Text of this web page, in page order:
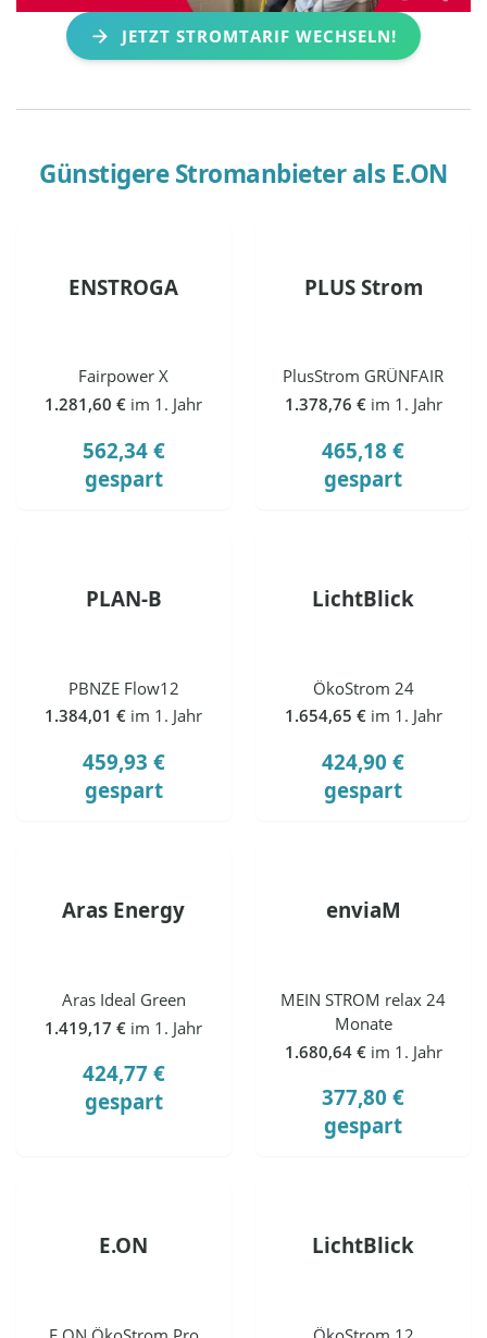
JETZT STROMTARIF WECHSELN!
Günstigere Stromanbieter als E.ON
ENSTROGA
Fairpower X
1.281,60 € im 1. Jahr
562,34 €
gespart
PLUS Strom
PlusStrom GRÜNFAIR
1.378,76 € im 1. Jahr
465,18 €
gespart
PLAN-B
PBNZE Flow12
1.384,01 € im 1. Jahr
459,93 €
gespart
LichtBlick
ÖkoStrom 24
1.654,65 € im 1. Jahr
424,90 €
gespart
Aras Energy
Aras Ideal Green
1.419,17 € im 1. Jahr
424,77 €
gespart
enviaM
MEIN STROM relax 24
Monate
1.680,64 € im 1. Jahr
377,80 €
gespart
E.ON LichtBlick